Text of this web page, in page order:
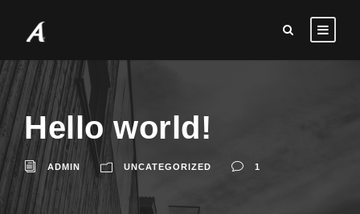
Hello world!
ADMIN UNCATEGORIZED 1